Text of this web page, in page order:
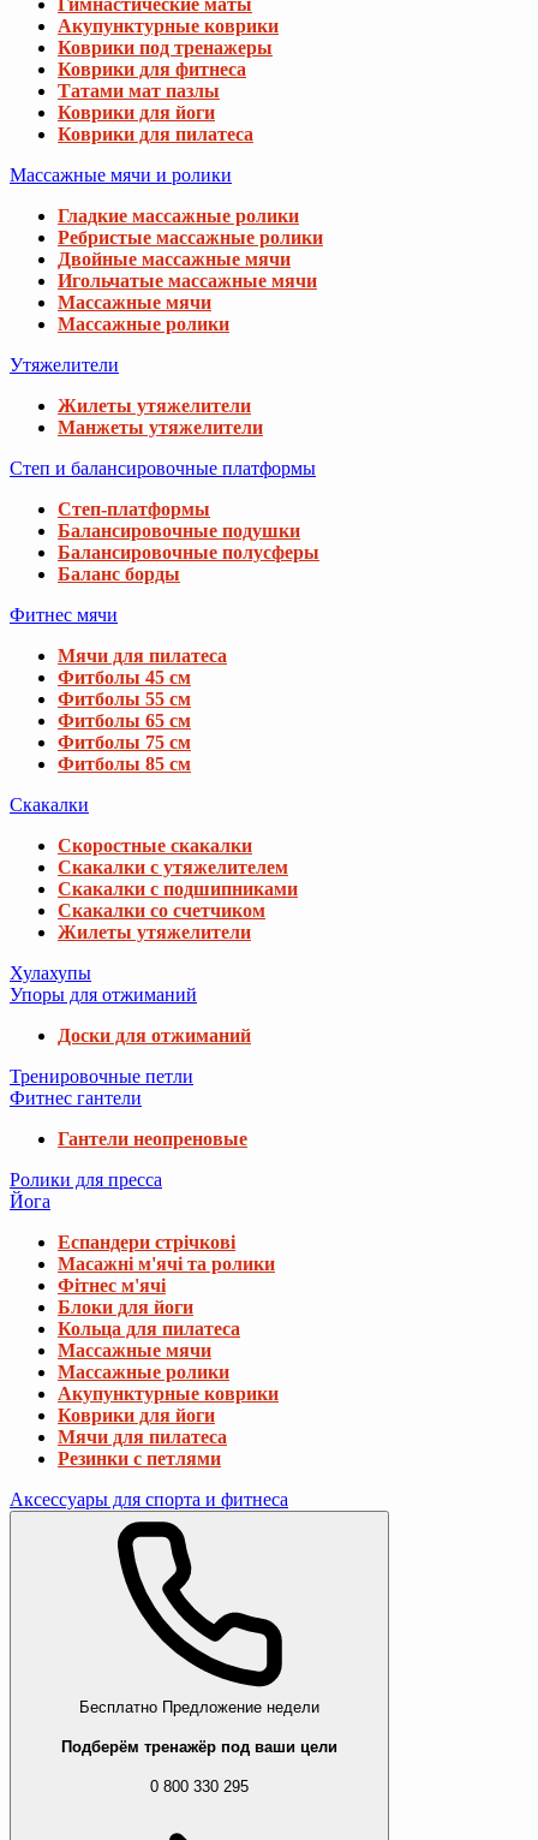
Гимнастические маты
Акупунктурные коврики
Коврики под тренажеры
Коврики для фитнеса
Татами мат пазлы
Коврики для йоги
Коврики для пилатеса
Массажные мячи и ролики
Гладкие массажные ролики
Ребристые массажные ролики
Двойные массажные мячи
Игольчатые массажные мячи
Массажные мячи
Массажные ролики
Утяжелители
Жилеты утяжелители
Манжеты утяжелители
Степ и балансировочные платформы
Степ-платформы
Балансировочные подушки
Балансировочные полусферы
Баланс борды
Фитнес мячи
Мячи для пилатеса
Фитболы 45 см
Фитболы 55 см
Фитболы 65 см
Фитболы 75 см
Фитболы 85 см
Скакалки
Скоростные скакалки
Скакалки с утяжелителем
Скакалки с подшипниками
Скакалки со счетчиком
Жилеты утяжелители
Хулахупы
Упоры для отжиманий
Доски для отжиманий
Тренировочные петли
Фитнес гантели
Гантели неопреновые
Ролики для пресса
Йога
Еспандери стрічкові
Масажні м'ячі та ролики
Фітнес м'ячі
Блоки для йоги
Кольца для пилатеса
Массажные мячи
Массажные ролики
Акупунктурные коврики
Коврики для йоги
Мячи для пилатеса
Резинки с петлями
Аксессуары для спорта и фитнеса
Бесплатно Предложение недели
Подберём тренажёр под ваши цели
0 800 330 295